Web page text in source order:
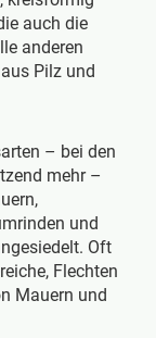
auch die
anderen
Pilz und
– bei den
mehr –
und
Oft
Flechten
Mauern und